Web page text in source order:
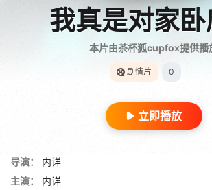
我真是对家
本片由茶杯狐cupfox提供播
剧情片 0
立即播放
导演：
内详
主演：
内详